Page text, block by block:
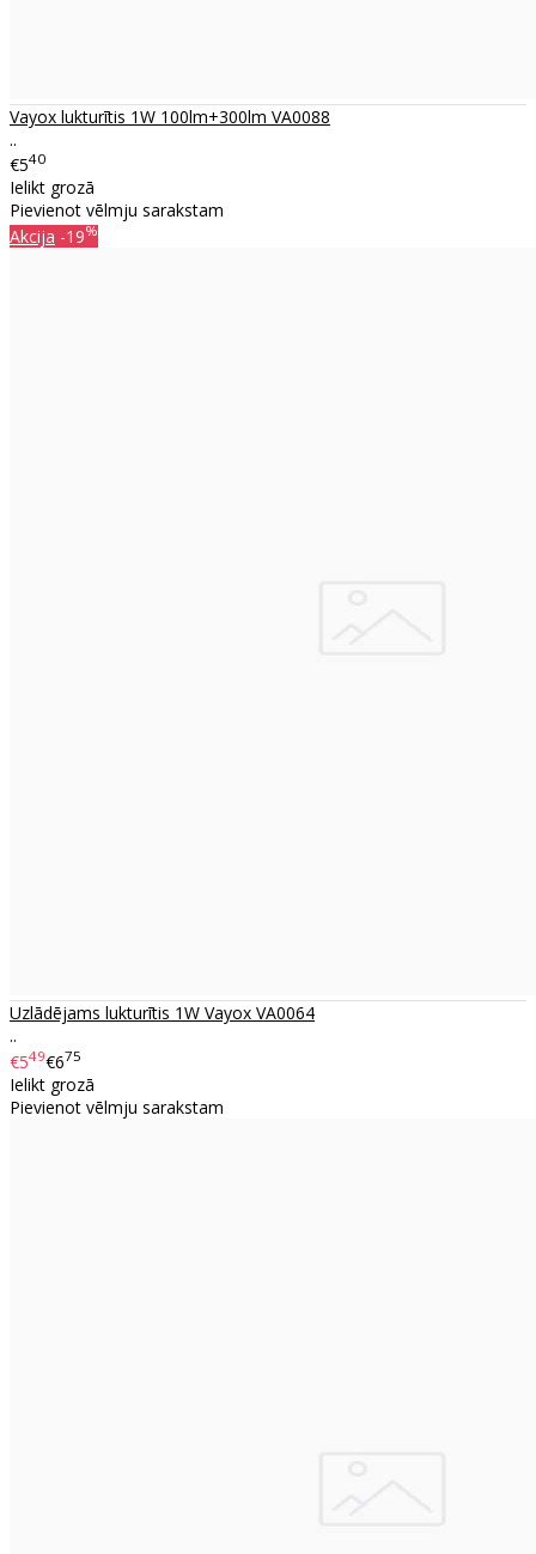
Vayox lukturītis 1W 100lm+300lm VA0088
..
€540
Ielikt grozā
Pievienot vēlmju sarakstam
Akcija -19%
Uzlādējams lukturītis 1W Vayox VA0064
..
€549€675
Ielikt grozā
Pievienot vēlmju sarakstam